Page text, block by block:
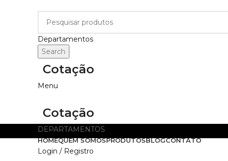
Departamentos
Search
Cotação
Menu
Cotação
DEPARTAMENTOS
HOMEQUEM SOMOSPRODUTOSBLOGCONTATO
Login / Registro